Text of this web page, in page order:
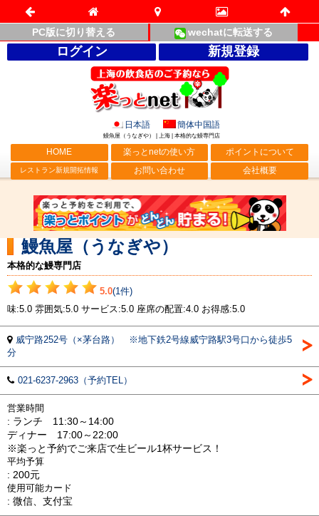
PC版に切り替える wechatに転送する
ログイン 新規登録
日本語 簡体中国語
鰻魚屋（うなぎや） | 上海 | 本格的な鰻専門店
HOME 楽っとnetの使い方 ポイントについて
レストラン新規開拓情報 お問い合わせ 会社概要
鰻魚屋（うなぎや）
本格的な鰻専門店
5.0(1件)
味:5.0 雰囲気:5.0 サービス:5.0 座席の配置:4.0 お得感:5.0
威宁路252号（×茅台路） ※地下鉄2号線威宁路駅3号口から徒歩5
分
021-6237-2963（予約TEL）
営業時間
: ランチ 11:30～14:00
ディナー 17:00～22:00
※楽っと予約でご来店で生ビール1杯サービス！
平均予算
: 200元
使用可能カード
: 微信、支付宝